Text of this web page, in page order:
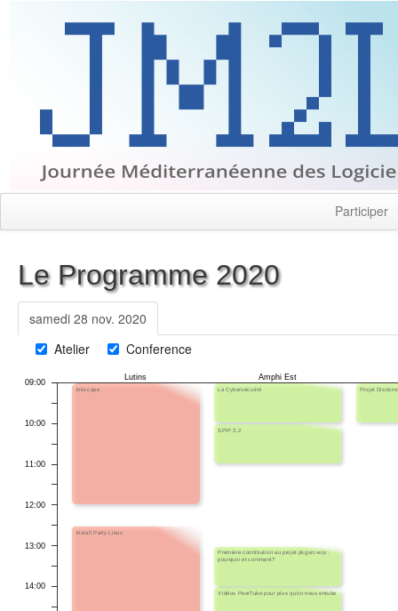
Participer
Le Programme 2020
samedi 28 nov. 2020
Atelier
Conference
Lutins Amphi Est
09:00
10:00
11:00
12:00
13:00
14:00
La Cybersécurité Projet
SPIP 3.2
Inkscape
Première contribution au projet pkgsrc-wip :
pourquoi et comment?
Vidéos PeerTube pour plus qu'on nous entube
Install Party Linux